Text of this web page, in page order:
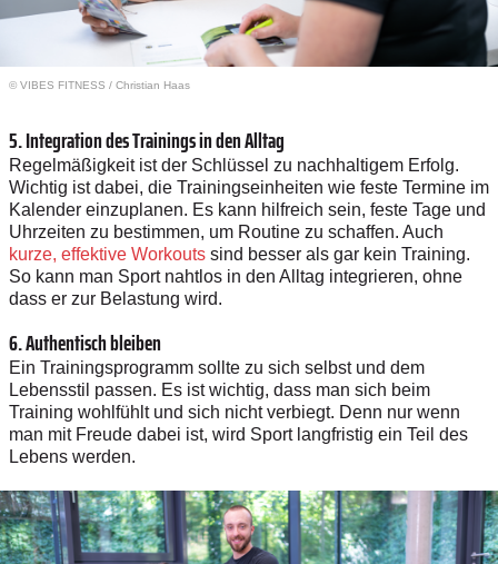
© VIBES FITNESS / Christian Haas
5. Integration des Trainings in den Alltag
Regelmäßigkeit ist der Schlüssel zu nachhaltigem Erfolg.
Wichtig ist dabei, die Trainingseinheiten wie feste Termine im
Kalender einzuplanen. Es kann hilfreich sein, feste Tage und
Uhrzeiten zu bestimmen, um Routine zu schaffen. Auch
kurze, effektive Workouts sind besser als gar kein Training.
So kann man Sport nahtlos in den Alltag integrieren, ohne
dass er zur Belastung wird.
6. Authentisch bleiben
Ein Trainingsprogramm sollte zu sich selbst und dem
Lebensstil passen. Es ist wichtig, dass man sich beim
Training wohlfühlt und sich nicht verbiegt. Denn nur wenn
man mit Freude dabei ist, wird Sport langfristig ein Teil des
Lebens werden.